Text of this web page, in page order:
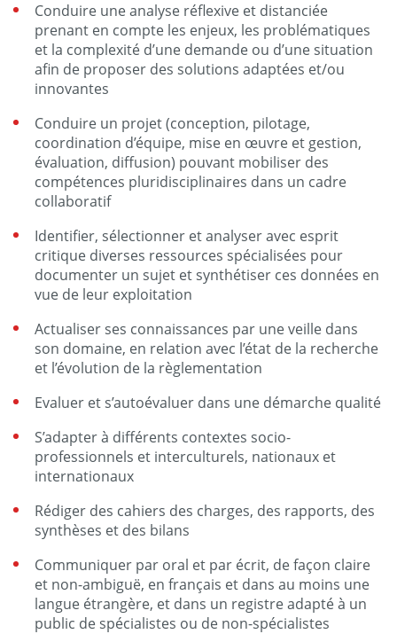
Conduire une analyse réflexive et distanciée
prenant en compte les enjeux, les problématiques
et la complexité d’une demande ou d’une situation
afin de proposer des solutions adaptées et/ou
innovantes
Conduire un projet (conception, pilotage,
coordination d’équipe, mise en œuvre et gestion,
évaluation, diffusion) pouvant mobiliser des
compétences pluridisciplinaires dans un cadre
collaboratif
Identifier, sélectionner et analyser avec esprit
critique diverses ressources spécialisées pour
documenter un sujet et synthétiser ces données en
vue de leur exploitation
Actualiser ses connaissances par une veille dans
son domaine, en relation avec l’état de la recherche
et l’évolution de la règlementation
Evaluer et s’autoévaluer dans une démarche qualité
S’adapter à différents contextes socio-
professionnels et interculturels, nationaux et
internationaux
Rédiger des cahiers des charges, des rapports, des
synthèses et des bilans
Communiquer par oral et par écrit, de façon claire
et non-ambiguë, en français et dans au moins une
langue étrangère, et dans un registre adapté à un
public de spécialistes ou de non-spécialistes